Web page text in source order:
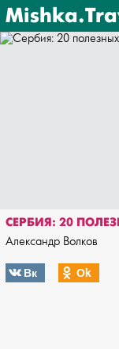
СЕРБИЯ: 20
Александр Волков
Вк Оk